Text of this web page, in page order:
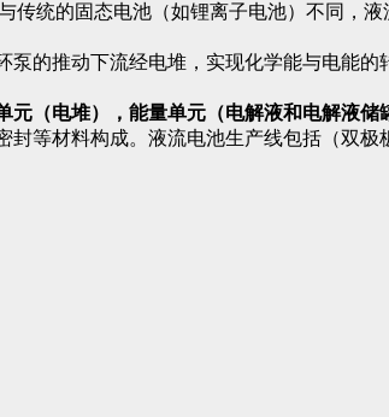
统的固态电池（如锂离子电池）不同，
的推动下流经电堆，实现化学能与电能的
元（电堆），能量单元（电解液和电解液
等材料构成。液流电池生产线包括（双